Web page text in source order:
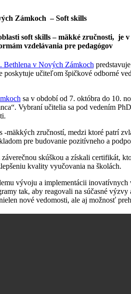
Zámkoch – Soft skills
soft skills – mäkké zručnosti,
vzdelávania pre pedagógov
Bethlena v Nových Zámkoch
poskytuje učiteľom špičkové odborné
sa v období od 7. októbra do 10.
Vybraní učitelia sa pod vedením
-mäkkých zručností, medzi ktoré patrí
pre budovanie pozitívneho a
skúškou a získali certifikát,
kvality vyučovania na školách.
vývoju a implementácii
tak, aby reagovali na súčasné
nové vedomosti, ale aj možnosť